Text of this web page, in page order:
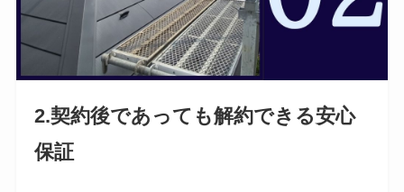
2.契約後であっても解約できる安心
保証